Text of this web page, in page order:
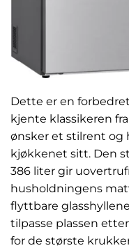
Dette er en
kjente klassikeren
ønsker et stilrent og
kjøkkenet sitt. Den
386 liter gir
husholdningens
flyttbare
tilpasse plassen
for de største